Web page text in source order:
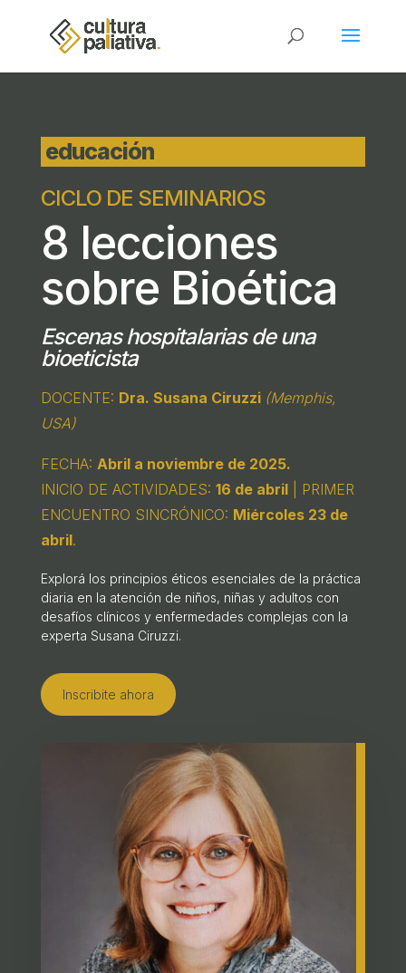
educación
CICLO DE SEMINARIOS
8 lecciones
sobre Bioética
Escenas hospitalarias de una
bioeticista
DOCENTE: Dra. Susana Ciruzzi (Memphis,
USA)
FECHA: Abril a noviembre de 2025.
INICIO DE ACTIVIDADES: 16 de abril| PRIMER
ENCUENTRO SINCRÓNICO: Miércoles 23 de
abril.
Explorá los principios éticos esenciales de la práctica
diaria en la atención de niños, niñas y adultos con
desafíos clínicos y enfermedades complejas con la
experta Susana Ciruzzi.
Inscribite ahora